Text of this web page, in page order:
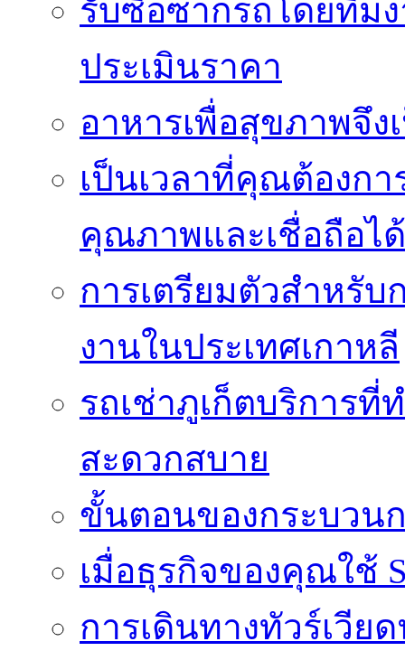
รับซื้อซากรถโดยทีม
ประเมินราคา
อาหารเพื่อสุขภาพจึ
เป็นเวลาที่คุณต้องก
คุณภาพและเชื่อถือได้
การเตรียมตัวสำหรับ
งานในประเทศเกาหลี
รถเช่าภูเก็ตบริการ
สะดวกสบาย
ขั้นตอนของกระบวน
เมื่อธุรกิจของคุณใช้
การเดินทางทัวร์เวี